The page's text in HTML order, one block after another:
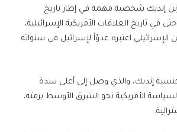
إنديك شخصية مهمة في إطار تاريخ
في تاريخ العلاقات الأمريكية الإسرائيلية،
الإسرائيلي اعتبره عدوّاً لإسرائيل في سنواته
إنديك، والذي وصل إلى أعلى سدة
الأمريكية نحو الشرق الأوسط برمته،